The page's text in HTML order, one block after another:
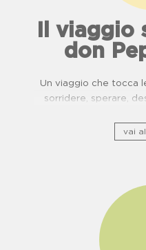
Il viaggio
don
Un viaggio che tocca
sorridere, sperare,
di usanze,vai